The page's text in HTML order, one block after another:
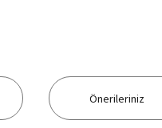
Önerileriniz